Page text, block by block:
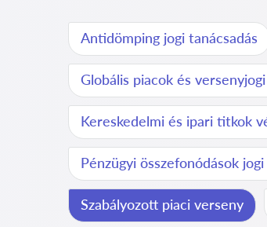
Antidömping jogi tanácsadás
Globális piacok és
Kereskedelmi és ipari titkok
Pénzügyi összefonódások
Szabályozott piaci verseny